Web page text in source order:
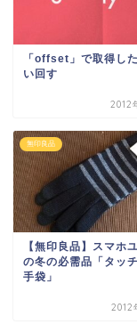
「offset」で取得し
い回す
2012
無印良品
【無印良品】スマホ
の冬の必需品「タッ
手袋」
2012